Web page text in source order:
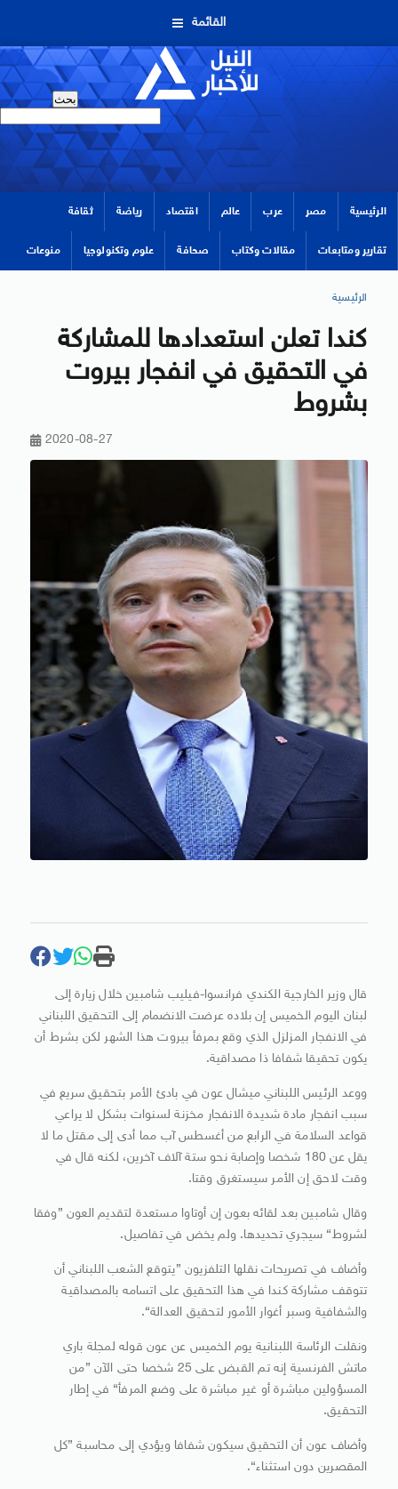
القائمة
الرئيسية مصر عرب عالم اقتصاد رياضة ثقافة
تقارير ومتابعات مقالات وكتاب صحافة علوم وتكنولوجيا منوعات
الرئيسية
كندا تعلن استعدادها للمشاركة
في التحقيق في انفجار بيروت
بشروط
2020-08-27
قال وزير الخارجية الكندي فرانسوا-فيليب شامبين خلال زيارة إلى
لبنان اليوم الخميس إن بلاده عرضت الانضمام إلى التحقيق اللبناني
في الانفجار المزلزل الذي وقع بمرفأ بيروت هذا الشهر لكن بشرط أن
يكون تحقيقا شفافا ذا مصداقية.
ووعد الرئيس اللبناني ميشال عون في بادئ الأمر بتحقيق سريع في
سبب انفجار مادة شديدة الانفجار مخزنة لسنوات بشكل لا يراعي
قواعد السلامة في الرابع من أغسطس آب مما أدى إلى مقتل ما لا
يقل عن 180 شخصا وإصابة نحو ستة آلاف آخرين، لكنه قال في
وقت لاحق إن الأمر سيستغرق وقتا.
وقال شامبين بعد لقائه بعون إن أوتاوا مستعدة لتقديم العون ”وفقا
لشروط“ سيجري تحديدها. ولم يخض في تفاصيل.
وأضاف في تصريحات نقلها التلفزيون ”يتوقع الشعب اللبناني أن
تتوقف مشاركة كندا في هذا التحقيق على اتسامه بالمصداقية
والشفافية وسبر أغوار الأمور لتحقيق العدالة“.
ونقلت الرئاسة اللبنانية يوم الخميس عن عون قوله لمجلة باري
ماتش الفرنسية إنه تم القبض على 25 شخصا حتى الآن ”من
المسؤولين مباشرة أو غير مباشرة على وضع المرفأ“ في إطار
التحقيق.
وأضاف عون أن التحقيق سيكون شفافا ويؤدي إلى محاسبة ”كل
المقصرين دون استثناء“.